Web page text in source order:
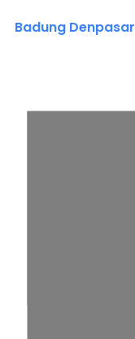
Badung Denpasar